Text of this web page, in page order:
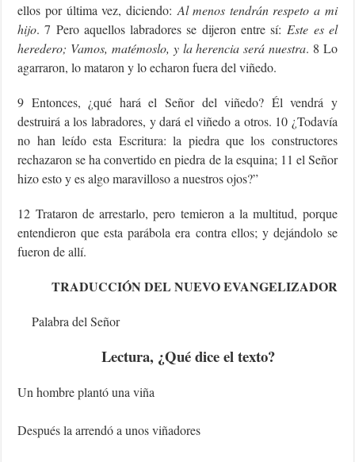
ellos por última vez, diciendo: Al menos tendrán respeto a mi
hijo. 7 Pero aquellos labradores se dijeron entre sí: Este es el
heredero; Vamos, matémoslo, y la herencia será nuestra. 8 Lo
agarraron, lo mataron y lo echaron fuera del viñedo.
9 Entonces, ¿qué hará el Señor del viñedo? Él vendrá y
destruirá a los labradores, y dará el viñedo a otros. 10 ¿Todavía
no han leído esta Escritura: la piedra que los constructores
rechazaron se ha convertido en piedra de la esquina; 11 el Señor
hizo esto y es algo maravilloso a nuestros ojos?”
12 Trataron de arrestarlo, pero temieron a la multitud, porque
entendieron que esta parábola era contra ellos; y dejándolo se
fueron de allí.
TRADUCCIÓN DEL NUEVO EVANGELIZADOR
Palabra del Señor
Lectura, ¿Qué dice el texto?
Un hombre plantó una viña
Después la arrendó a unos viñadores